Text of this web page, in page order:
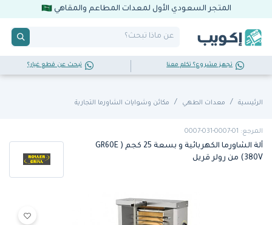
المتجر السعودي الأول لمعدات المطاعم والمقاهي
تجهز مشروع؟ تكلم معنا تبحث عن قطع غيار؟
الرئيسية معدات الطهي مكائن وشوايات الشاورما التجارية
المرجع: 01-0007-031-0007
آلة الشاورما الكهربائية و بسعة 25 كجم ( GR60E
380V) من رولر قريل